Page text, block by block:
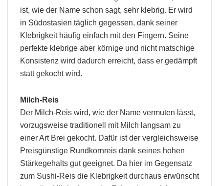
ist, wie der Name schon sagt, sehr klebrig. Er wird
in Südostasien täglich gegessen, dank seiner
Klebrigkeit häufig einfach mit den Fingern. Seine
perfekte klebrige aber körnige und nicht matschige
Konsistenz wird dadurch erreicht, dass er gedämpft
statt gekocht wird.
Milch-Reis
Der Milch-Reis wird, wie der Name vermuten lässt,
vorzugsweise traditionell mit Milch langsam zu
einer Art Brei gekocht. Dafür ist der vergleichsweise
Preisgünstige Rundkornreis dank seines hohen
Stärkegehalts gut geeignet. Da hier im Gegensatz
zum Sushi-Reis die Klebrigkeit durchaus erwünscht